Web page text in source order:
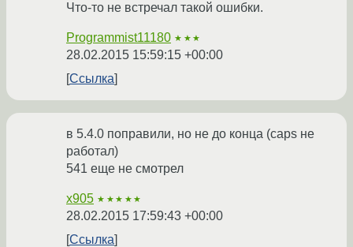
Что-то не встречал такой ошибки.
Programmist11180 ★★★
28.02.2015 15:59:15 +00:00
Ссылка
в 5.4.0 поправили, но не до конца (caps не
работал)
541 еще не смотрел
x905 ★★★★★
28.02.2015 17:59:43 +00:00
Ссылка